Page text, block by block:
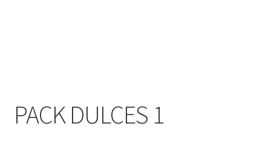
PACK DULCES 1